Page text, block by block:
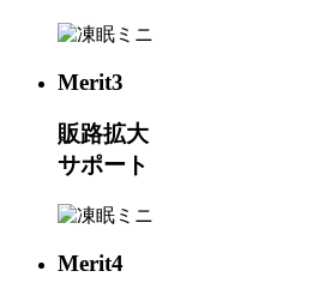
Merit3
販路拡大
サポート
Merit4